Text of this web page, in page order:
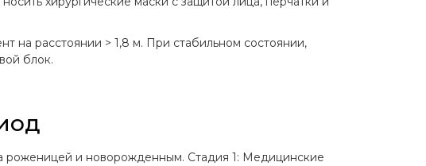
на расстоянии > 1,8 м. При стабильном состоянии,
блок.
роженицей и новорожденным. Стадия 1: Медицинские